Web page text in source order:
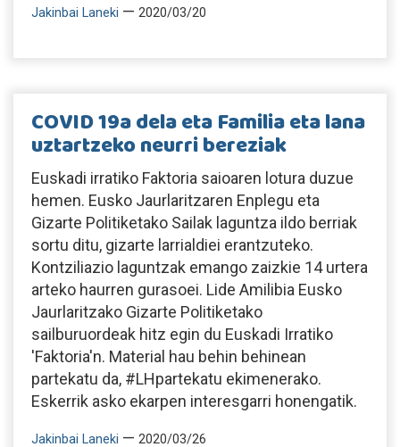
Jakinbai Laneki — 2020/03/20
COVID 19a dela eta Familia eta lana
uztartzeko neurri bereziak
Euskadi irratiko Faktoria saioaren lotura duzue
hemen. Eusko Jaurlaritzaren Enplegu eta
Gizarte Politiketako Sailak laguntza ildo berriak
sortu ditu, gizarte larrialdiei erantzuteko.
Kontziliazio laguntzak emango zaizkie 14 urtera
arteko haurren gurasoei. Lide Amilibia Eusko
Jaurlaritzako Gizarte Politiketako
sailburuordeak hitz egin du Euskadi Irratiko
'Faktoria'n. Material hau behin behinean
partekatu da, #LHpartekatu ekimenerako.
Eskerrik asko ekarpen interesgarri honengatik.
Jakinbai Laneki — 2020/03/26